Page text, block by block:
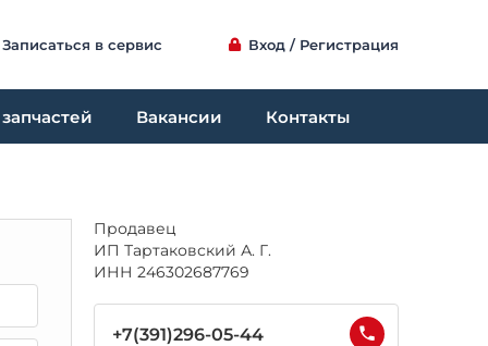
Записаться в сервис Вход / Регистрация
Вакансии Контакты
Продавец
ИП Тартаковский А. Г.
ИНН 246302687769
+7(391)296-05-44